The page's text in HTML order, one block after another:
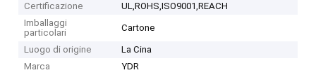
Certificazione
UL,ROHS,ISO9001,REACH
Imballaggi
particolari
Cartone
Luogo di origine
La Cina
Marca
YDR